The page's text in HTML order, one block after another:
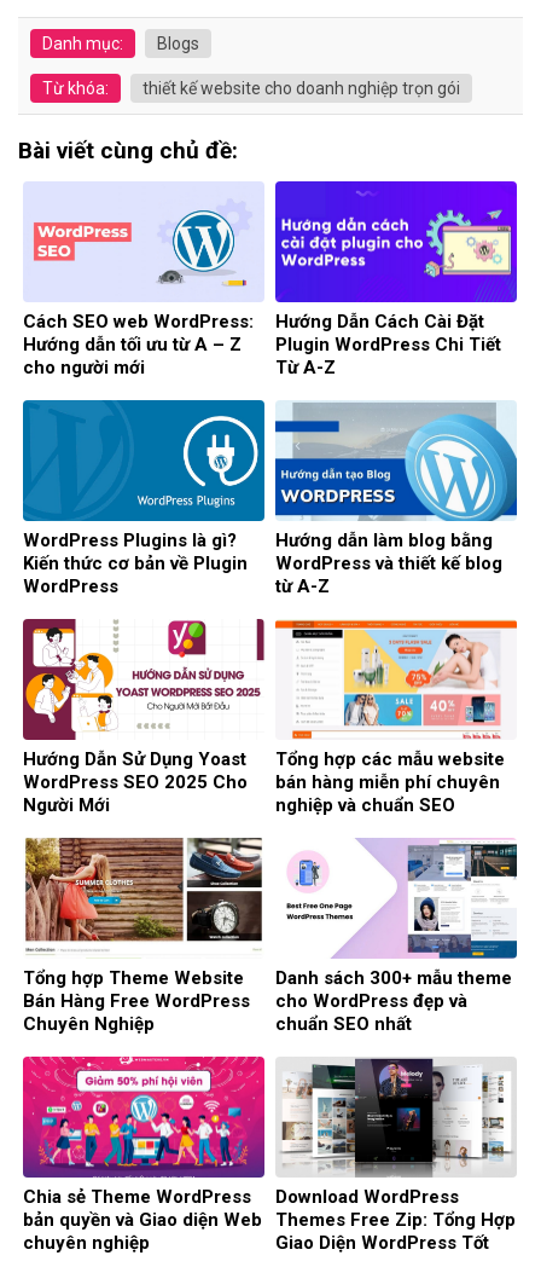
Danh mục: Blogs
Từ khóa: thiết kế website cho doanh nghiệp trọn gói
Bài viết cùng chủ đề:
Cách SEO web WordPress:
Hướng dẫn tối ưu từ A – Z
cho người mới
Hướng Dẫn Cách Cài Đặt
Plugin WordPress Chi Tiết
Từ A-Z
WordPress Plugins là gì?
Kiến thức cơ bản về Plugin
WordPress
Hướng dẫn làm blog bằng
WordPress và thiết kế blog
từ A-Z
Hướng Dẫn Sử Dụng Yoast
WordPress SEO 2025 Cho
Người Mới
Tổng hợp các mẫu website
bán hàng miễn phí chuyên
nghiệp và chuẩn SEO
Tổng hợp Theme Website
Bán Hàng Free WordPress
Chuyên Nghiệp
Danh sách 300+ mẫu theme
cho WordPress đẹp và
chuẩn SEO nhất
Chia sẻ Theme WordPress
bản quyền và Giao diện Web
chuyên nghiệp
Download WordPress
Themes Free Zip: Tổng Hợp
Giao Diện WordPress Tốt